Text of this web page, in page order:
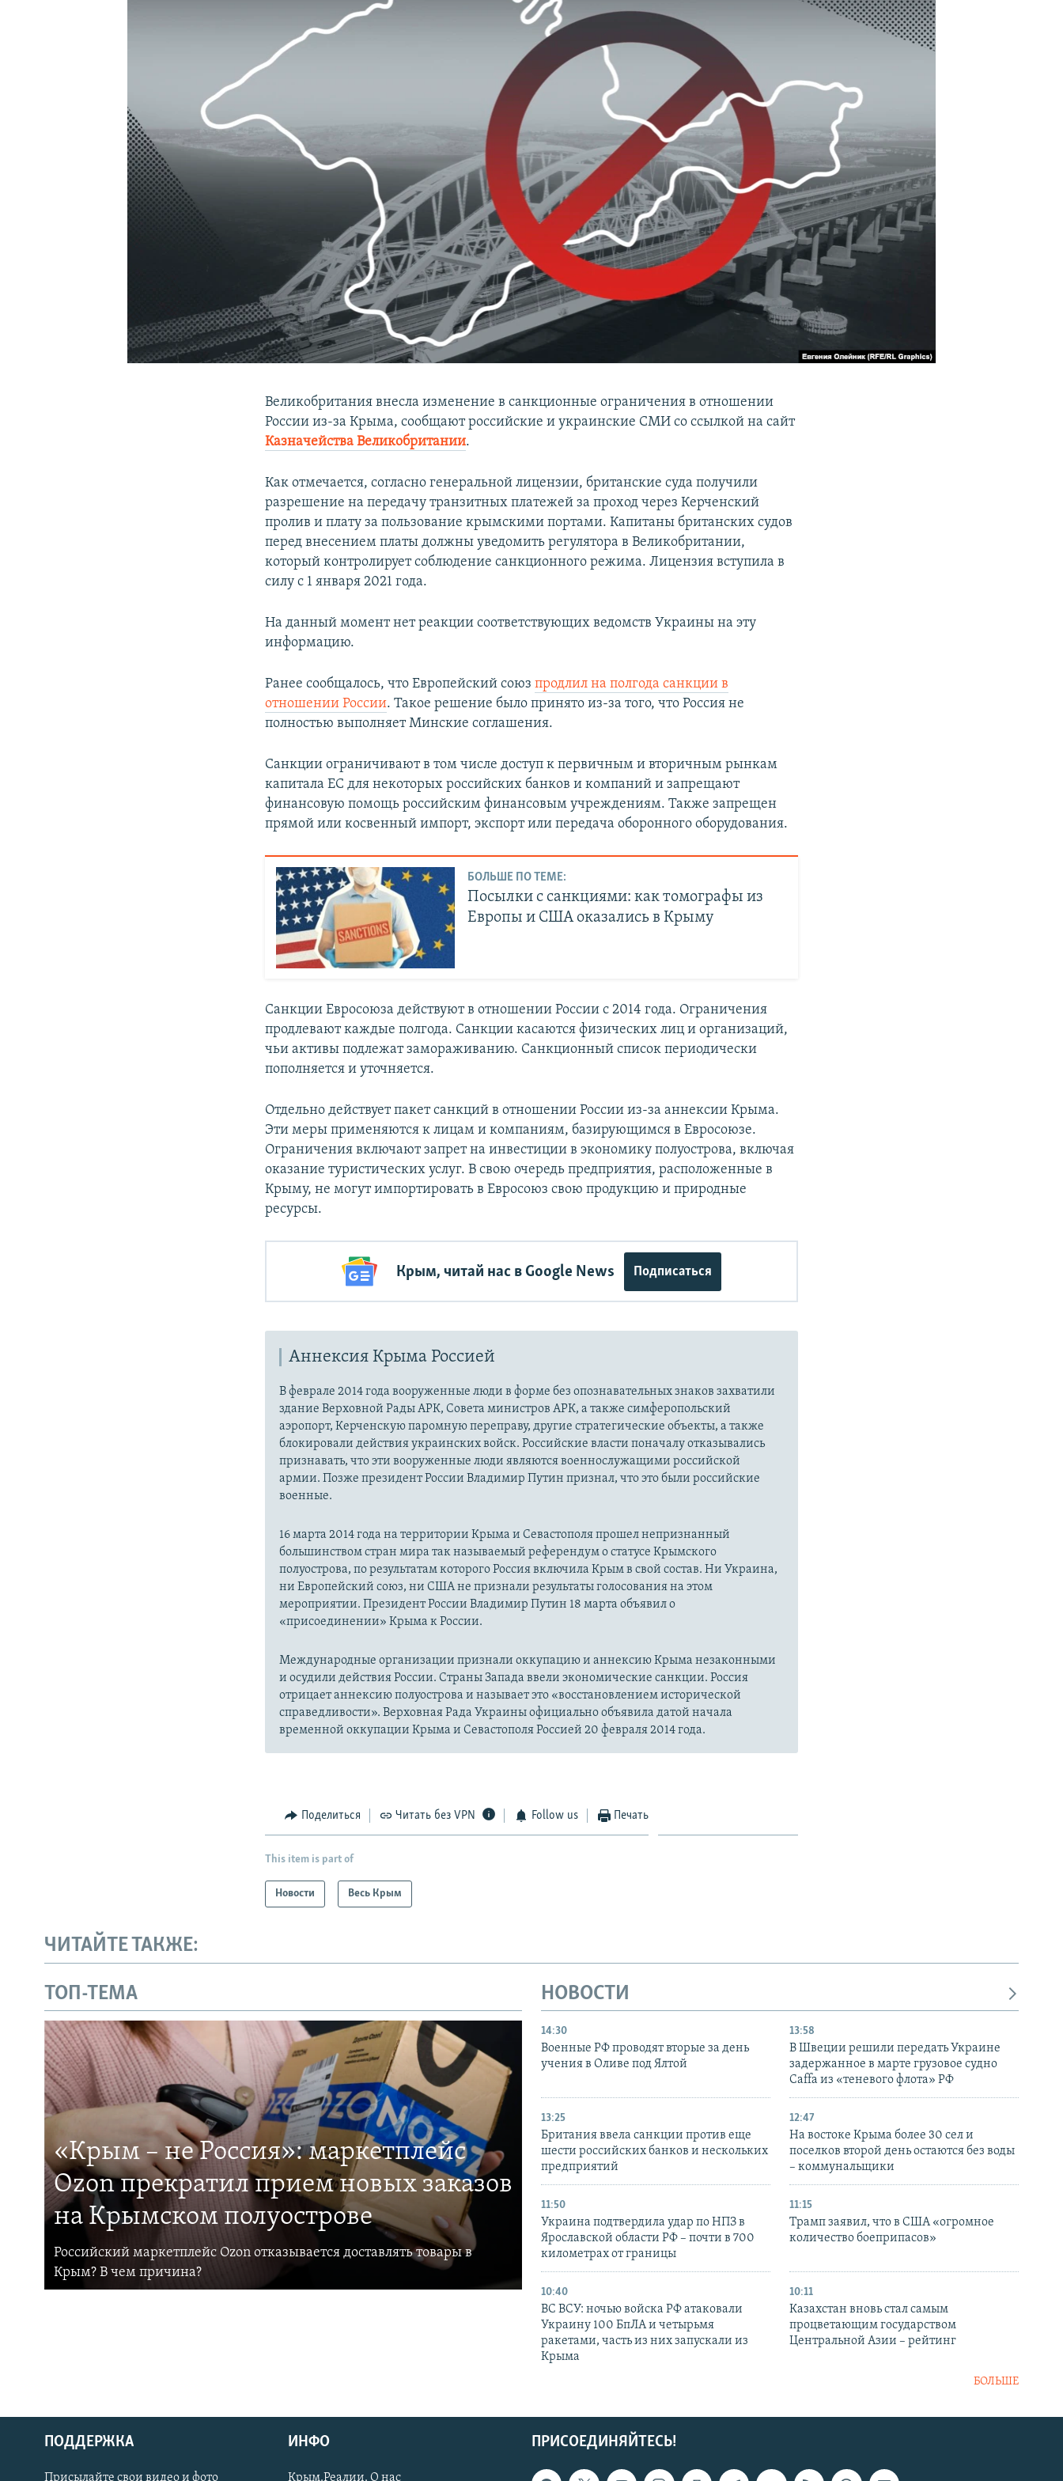
Українською
Великобритания внесла изменение в санкционные ограничения в отношении
России из-за Крыма, сообщают российские и украинские СМИ со ссылкой на сайт
Казначейства Великобритании.
Как отмечается, согласно генеральной лицензии, британские суда получили
разрешение на передачу транзитных платежей за проход через Керченский
пролив и плату за пользование крымскими портами. Капитаны британских судов
перед внесением платы должны уведомить регулятора в Великобритании,
который контролирует соблюдение санкционного режима. Лицензия вступила в
силу с 1 января 2021 года.
На данный момент нет реакции соответствующих ведомств Украины на эту
информацию.
Ранее сообщалось, что Европейский союзпродлил на полгода санкции в
отношении России. Такое решение было принято из-за того, что Россия не
полностью выполняет Минские соглашения.
Санкции ограничивают в том числе доступ к первичным и вторичным рынкам
капитала ЕС для некоторых российских банков и компаний и запрещают
финансовую помощь российским финансовым учреждениям. Также запрещен
прямой или косвенный импорт, экспорт или передача оборонного оборудования.
БОЛЬШЕ ПО ТЕМЕ:
Посылки с санкциями: как томографы из
Европы и США оказались в Крыму
Санкции Евросоюза действуют в отношении России с 2014 года. Ограничения
продлевают каждые полгода. Санкции касаются физических лиц и организаций,
чьи активы подлежат замораживанию. Санкционный список периодически
пополняется и уточняется.
Отдельно действует пакет санкций в отношении России из-за аннексии Крыма.
Эти меры применяются к лицам и компаниям, базирующимся в Евросоюзе.
Ограничения включают запрет на инвестиции в экономику полуострова, включая
оказание туристических услуг. В свою очередь предприятия, расположенные в
Крыму, не могут импортировать в Евросоюз свою продукцию и природные
ресурсы.
Крым, читай нас в Google News Подписаться
Аннексия Крыма Россией
В феврале 2014 года вооруженные люди в форме без опознавательных знаков захватили
здание Верховной Рады АРК, Совета министров АРК, а также симферопольский
аэропорт, Керченскую паромную переправу, другие стратегические объекты, а также
блокировали действия украинских войск. Российские власти поначалу отказывались
признавать, что эти вооруженные люди являются военнослужащими российской
армии. Позже президент России Владимир Путин признал, что это были российские
военные.
16 марта 2014 года на территории Крыма и Севастополя прошел непризнанный
большинством стран мира так называемый референдум о статусе Крымского
полуострова, по результатам которого Россия включила Крым в свой состав. Ни Украина,
ни Европейский союз, ни США не признали результаты голосования на этом
мероприятии. Президент России Владимир Путин 18 марта объявил о
«присоединении» Крыма к России.
Международные организации признали оккупацию и аннексию Крыма незаконными
и осудили действия России. Страны Запада ввели экономические санкции. Россия
отрицает аннексию полуострова и называет это «восстановлением исторической
справедливости». Верховная Рада Украины официально объявила датой начала
временной оккупации Крыма и Севастополя Россией 20 февраля 2014 года.
Поделиться Читать без VPN Follow us Печать
This item is part of
Новости Весь Крым
ЧИТАЙТЕ ТАКЖЕ:
ТОП-ТЕМА
«Крым – не Россия»: маркетплейс
Ozon прекратил прием новых заказов
на Крымском полуострове
Российский маркетплейс Ozon отказывается доставлять товары в
Крым? В чем причина?
НОВОСТИ
14:30
Военные РФ проводят вторые за день
учения в Оливе под Ялтой
13:58
В Швеции решили передать Украине
задержанное в марте грузовое судно
Caffa из «теневого флота» РФ
13:25
Британия ввела санкции против еще
шести российских банков и нескольких
предприятий
12:47
На востоке Крыма более 30 сел и
поселков второй день остаются без воды
– коммунальщики
11:50
Украина подтвердила удар по НПЗ в
Ярославской области РФ – почти в 700
километрах от границы
11:15
Трамп заявил, что в США «огромное
количество боеприпасов»
10:40
ВС ВСУ: ночью войска РФ атаковали
Украину 100 БпЛА и четырьмя
ракетами, часть из них запускали из
Крыма
10:11
Казахстан вновь стал самым
процветающим государством
Центральной Азии – рейтинг
БОЛЬШЕ
ПРИСОЕДИНЯЙТЕСЬ!
ПОДДЕРЖКА
Присылайте свои видео и фото
ИНФО
Крым.Реалии. О нас